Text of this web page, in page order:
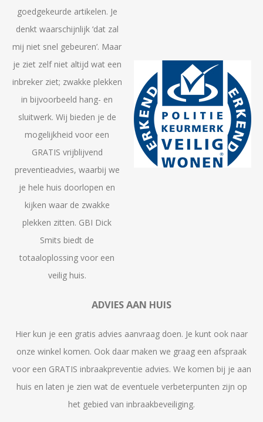
goedgekeurde artikelen. Je
denkt waarschijnlijk ‘dat zal
mij niet snel gebeuren’. Maar
je ziet zelf niet altijd wat een
inbreker ziet; zwakke plekken
in bijvoorbeeld hang- en
sluitwerk. Wij bieden je de
mogelijkheid voor een
GRATIS vrijblijvend
preventieadvies, waarbij we
je hele huis doorlopen en
kijken waar de zwakke
plekken zitten. GBI Dick
Smits biedt de
totaaloplossing voor een
veilig huis.
ADVIES AAN HUIS
Hier kun je een gratis advies aanvraag doen. Je kunt ook naar
onze winkel komen. Ook daar maken we graag een afspraak
voor een GRATIS inbraakpreventie advies. We komen bij je aan
huis en laten je zien wat de eventuele verbeterpunten zijn op
het gebied van inbraakbeveiliging.